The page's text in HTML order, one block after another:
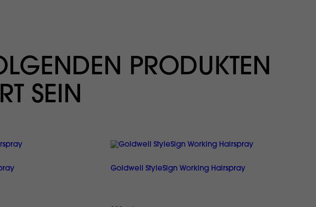
PRODUKTEN
SEIN
Goldwell StyleSign Working Hairspray